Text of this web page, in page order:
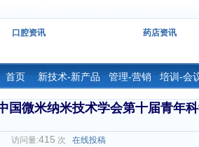
口腔资讯 药店资讯
首页 新技术-新产品 管理-营销 培训-会
国微米纳米技术学会第十届青年
访问量:415 次 在线投稿